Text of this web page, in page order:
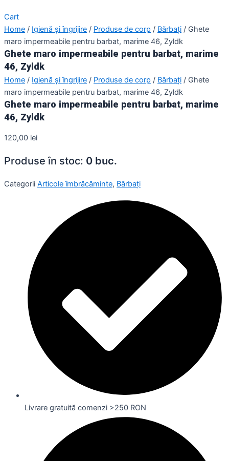
Cart
Home / Igienă și îngrijire / Produse de corp / Bărbați / Ghete
maro impermeabile pentru barbat, marime 46, Zyldk
Ghete maro impermeabile pentru barbat, marime
46, Zyldk
Home / Igienă și îngrijire / Produse de corp / Bărbați / Ghete
maro impermeabile pentru barbat, marime 46, Zyldk
Ghete maro impermeabile pentru barbat, marime
46, Zyldk
120,00 lei
Produse în stoc: 0 buc.
Categorii Articole îmbrăcăminte, Bărbați
Livrare gratuită comenzi >250 RON